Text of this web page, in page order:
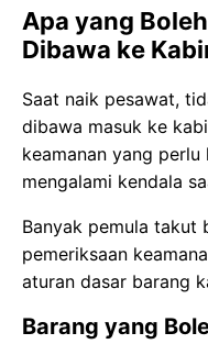
Apa yang
Dibawa ke
Saat naik pesawat,
dibawa masuk ke
keamanan yang
mengalami kendala
Banyak pemula takut
pemeriksaan
aturan dasar barang
Barang yang